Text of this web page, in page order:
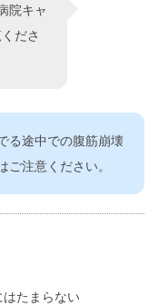
院キャ
ださ
る途中での腹筋崩壊
ご注意ください。
たまらない